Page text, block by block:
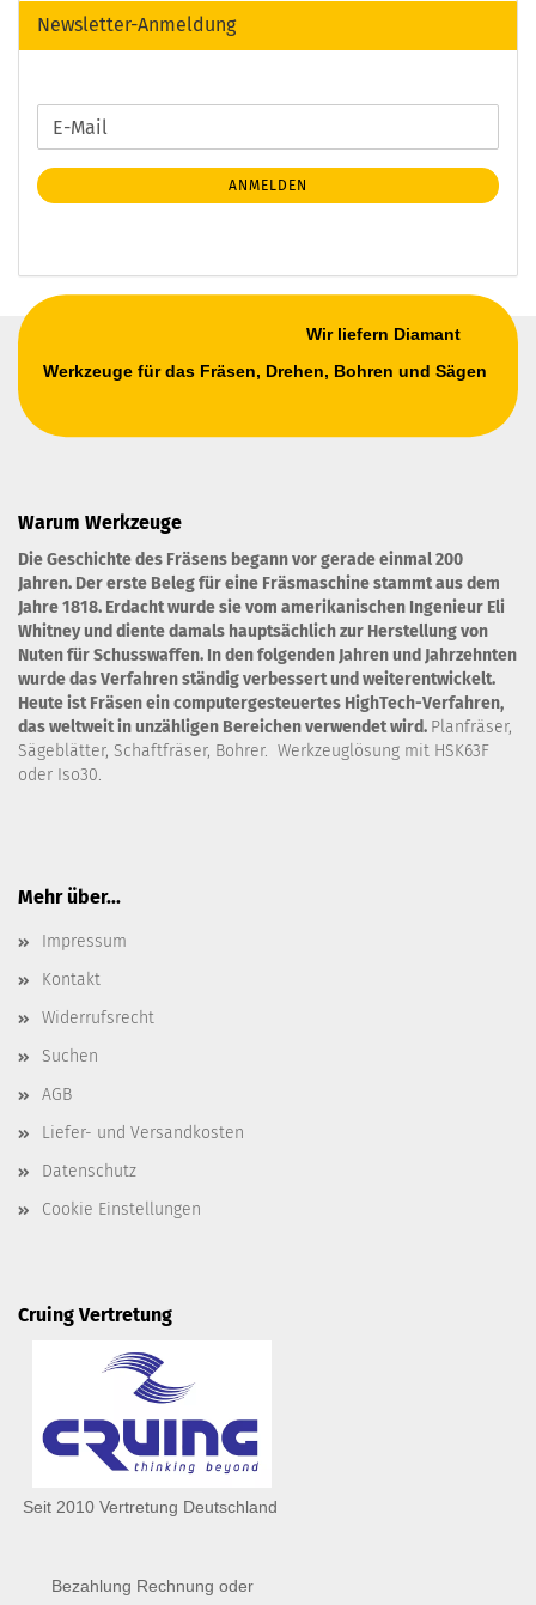
Newsletter-Anmeldung
WEITER
ZUR
NEWSLETTER-
ANMELDUNG
E-
Mail
ANMELDEN
Wir liefern Diamant
Werkzeuge für das Fräsen, Drehen, Bohren und Sägen
Warum Werkzeuge
Die Geschichte des Fräsens begann vor gerade einmal 200
Jahren. Der erste Beleg für eine Fräsmaschine stammt aus dem
Jahre 1818. Erdacht wurde sie vom amerikanischen Ingenieur Eli
Whitney und diente damals hauptsächlich zur Herstellung von
Nuten für Schusswaffen. In den folgenden Jahren und Jahrzehnten
wurde das Verfahren ständig verbessert und weiterentwickelt.
Heute ist Fräsen ein computergesteuertes HighTech-Verfahren,
das weltweit in unzähligen Bereichen verwendet wird. Planfräser,
Sägeblätter, Schaftfräser, Bohrer. Werkzeuglösung mit HSK63F
oder Iso30.
Mehr über...
Impressum
Kontakt
Widerrufsrecht
Suchen
AGB
Liefer- und Versandkosten
Datenschutz
Cookie Einstellungen
Cruing Vertretung
Seit 2010 Vertretung Deutschland
Bezahlung Rechnung oder